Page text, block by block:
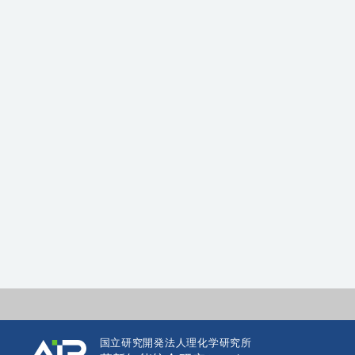
国立研究開発法人理化学研究所